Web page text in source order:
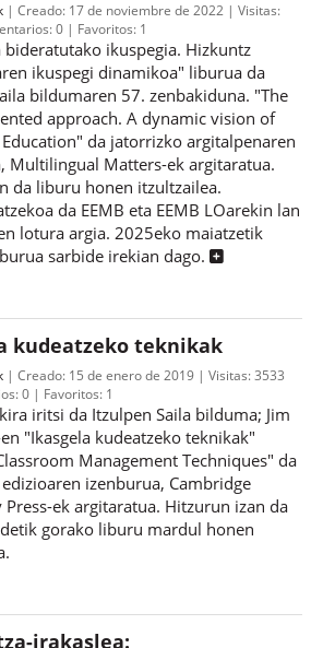
Creado: 17 de noviembre de 2022
Visitas:
0 Favoritos: 1
bideratutako ikuspegia. Hizkuntz
ikuspegi dinamikoa" liburua da
bildumaren 57. zenbakiduna. "The
approach. A dynamic vision of
Education" da jatorrizko argitalpenaren
Multilingual Matters-ek argitaratua.
da liburu honen itzultzailea.
da EEMB eta EEMB LOarekin lan
lotura argia. 2025eko maiatzetik
sarbide irekian dago.
kudeatzeko teknikak
Creado: 15 de enero de 2019 Visitas:3533
0 Favoritos: 1
iritsi da Itzulpen Saila bilduma; Jim
"Ikasgela kudeatzeko teknikak"
Management Techniques" da
izenburua, Cambridge
Press-ek argitaratua. Hitzurun izan da
gorako liburu mardul honen
irakaslea: